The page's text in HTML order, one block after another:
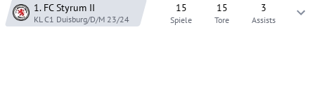
1. FC Styrum II
KL C1 Duisburg/D/M 23/24
15
Spiele
15
Tore
3
Assists